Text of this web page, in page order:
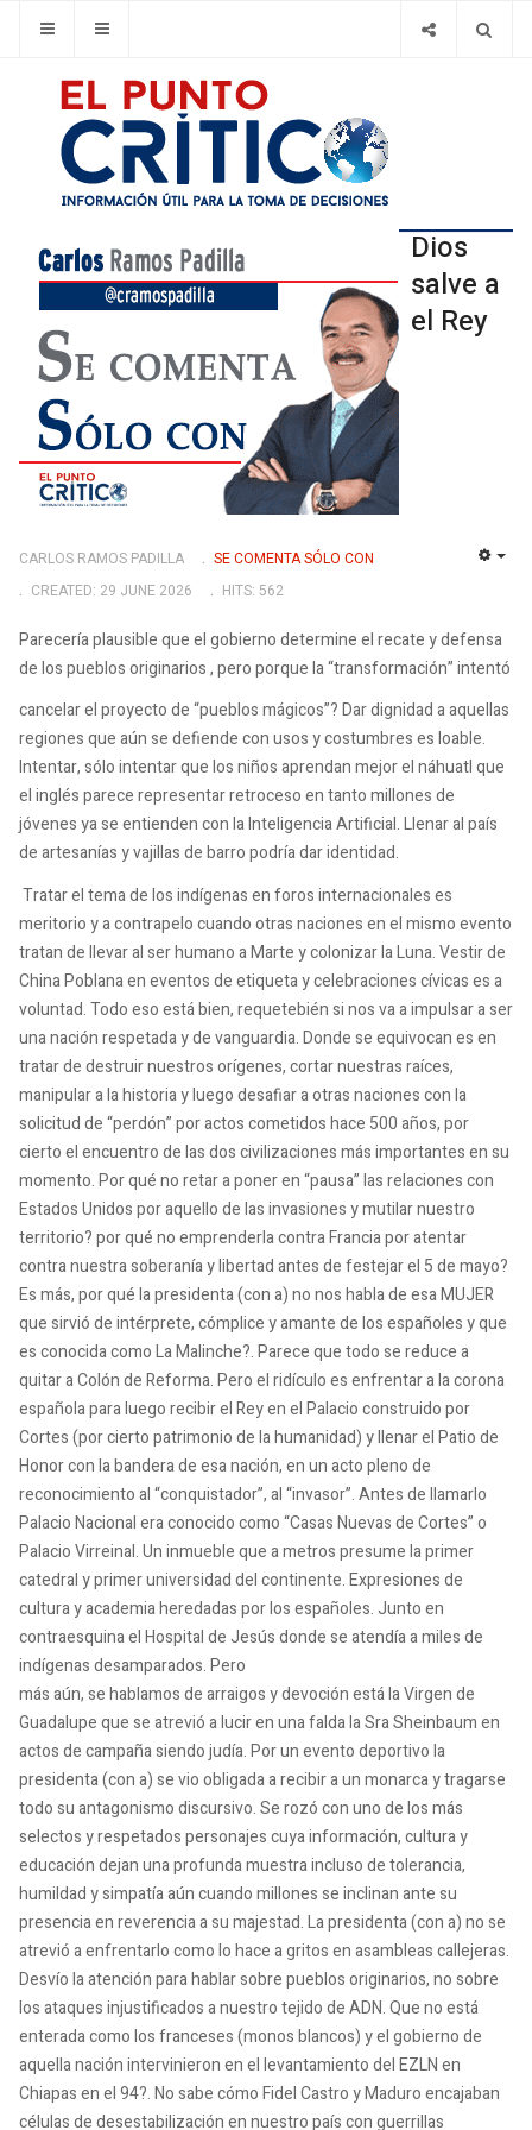
Dios
salve a
el Rey
CARLOS RAMOS PADILLA
SE COMENTA SÓLO CON
CREATED: 29 JUNE 2026
HITS: 562
Parecería plausible que el gobierno determine el recate y defensa
de los pueblos originarios , pero porque la “transformación” intentó
cancelar el proyecto de “pueblos mágicos”? Dar dignidad a aquellas
regiones que aún se defiende con usos y costumbres es loable.
Intentar, sólo intentar que los niños aprendan mejor el náhuatl que
el inglés parece representar retroceso en tanto millones de
jóvenes ya se entienden con la Inteligencia Artificial. Llenar al país
de artesanías y vajillas de barro podría dar identidad.
Tratar el tema de los indígenas en foros internacionales es
meritorio y a contrapelo cuando otras naciones en el mismo evento
tratan de llevar al ser humano a Marte y colonizar la Luna. Vestir de
China Poblana en eventos de etiqueta y celebraciones cívicas es a
voluntad. Todo eso está bien, requetebién si nos va a impulsar a ser
una nación respetada y de vanguardia. Donde se equivocan es en
tratar de destruir nuestros orígenes, cortar nuestras raíces,
manipular a la historia y luego desafiar a otras naciones con la
solicitud de “perdón” por actos cometidos hace 500 años, por
cierto el encuentro de las dos civilizaciones más importantes en su
momento. Por qué no retar a poner en “pausa” las relaciones con
Estados Unidos por aquello de las invasiones y mutilar nuestro
territorio? por qué no emprenderla contra Francia por atentar
contra nuestra soberanía y libertad antes de festejar el 5 de mayo?
Es más, por qué la presidenta (con a) no nos habla de esa MUJER
que sirvió de intérprete, cómplice y amante de los españoles y que
es conocida como La Malinche?. Parece que todo se reduce a
quitar a Colón de Reforma. Pero el ridículo es enfrentar a la corona
española para luego recibir el Rey en el Palacio construido por
Cortes (por cierto patrimonio de la humanidad) y llenar el Patio de
Honor con la bandera de esa nación, en un acto pleno de
reconocimiento al “conquistador”, al “invasor”. Antes de llamarlo
Palacio Nacional era conocido como “Casas Nuevas de Cortes” o
Palacio Virreinal. Un inmueble que a metros presume la primer
catedral y primer universidad del continente. Expresiones de
cultura y academia heredadas por los españoles. Junto en
contraesquina el Hospital de Jesús donde se atendía a miles de
indígenas desamparados. Pero
más aún, se hablamos de arraigos y devoción está la Virgen de
Guadalupe que se atrevió a lucir en una falda la Sra Sheinbaum en
actos de campaña siendo judía. Por un evento deportivo la
presidenta (con a) se vio obligada a recibir a un monarca y tragarse
todo su antagonismo discursivo. Se rozó con uno de los más
selectos y respetados personajes cuya información, cultura y
educación dejan una profunda muestra incluso de tolerancia,
humildad y simpatía aún cuando millones se inclinan ante su
presencia en reverencia a su majestad. La presidenta (con a) no se
atrevió a enfrentarlo como lo hace a gritos en asambleas callejeras.
Desvío la atención para hablar sobre pueblos originarios, no sobre
los ataques injustificados a nuestro tejido de ADN. Que no está
enterada como los franceses (monos blancos) y el gobierno de
aquella nación intervinieron en el levantamiento del EZLN en
Chiapas en el 94?. No sabe cómo Fidel Castro y Maduro encajaban
células de desestabilización en nuestro país con guerrillas